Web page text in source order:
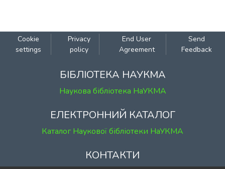
Cookie
settings
Privacy
policy
End User
Agreement
Send
Feedback
БІБЛІОТЕКА НАУКМА
Наукова бібліотека НаУКМА
ЕЛЕКТРОННИЙ КАТАЛОГ
Каталог Наукової бібліотеки НаУКМА
КОНТАКТИ